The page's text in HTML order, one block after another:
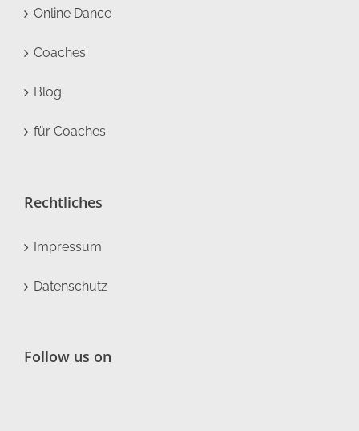
Online Dance
Coaches
Blog
für Coaches
Rechtliches
Impressum
Datenschutz
Follow us on